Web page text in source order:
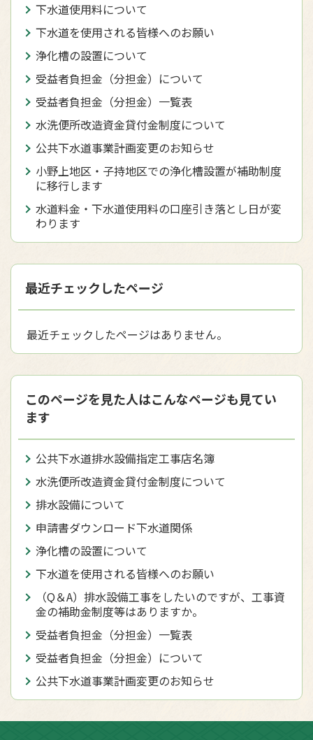
下水道使用料について
下水道を使用される皆様へのお願い
浄化槽の設置について
受益者負担金（分担金）について
受益者負担金（分担金）一覧表
水洗便所改造資金貸付金制度について
公共下水道事業計画変更のお知らせ
小野上地区・子持地区での浄化槽設置が補助制度
に移行します
水道料金・下水道使用料の口座引き落とし日が変
わります
最近チェックしたページ
最近チェックしたページはありません。
このページを見た人はこんなページも見てい
ます
公共下水道排水設備指定工事店名簿
水洗便所改造資金貸付金制度について
排水設備について
申請書ダウンロード下水道関係
浄化槽の設置について
下水道を使用される皆様へのお願い
（Q＆A）排水設備工事をしたいのですが、工事資
金の補助金制度等はありますか。
受益者負担金（分担金）一覧表
受益者負担金（分担金）について
公共下水道事業計画変更のお知らせ